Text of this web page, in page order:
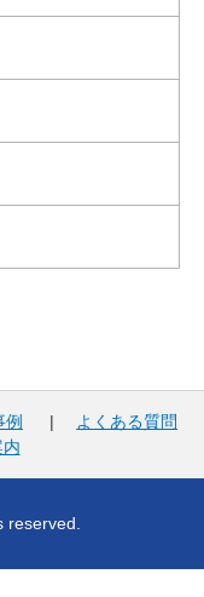
例 |
よくある質問